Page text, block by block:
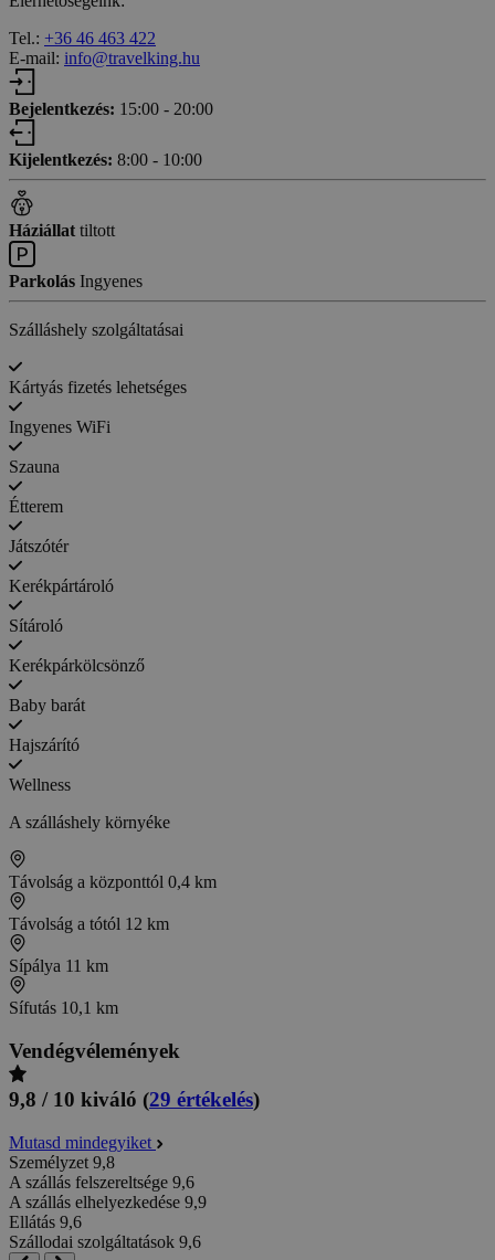
Tel.: +36 46 463 422
E-mail: info@travelking.hu
Bejelentkezés: 15:00 - 20:00
Kijelentkezés: 8:00 - 10:00
Háziállat tiltott
Parkolás Ingyenes
Szálláshely szolgáltatásai
Kártyás fizetés lehetséges
Ingyenes WiFi
Szauna
Étterem
Játszótér
Kerékpártároló
Sítároló
Kerékpárkölcsönző
Baby barát
Hajszárító
Wellness
A szálláshely környéke
Távolság a központtól 0,4 km
Távolság a tótól 12 km
Sípálya 11 km
Sífutás 10,1 km
Vendégvélemények
9,8 / 10 kiváló (29 értékelés)
Mutasd mindegyiket
Személyzet 9,8
A szállás felszereltsége 9,6
A szállás elhelyezkedése 9,9
Ellátás 9,6
Szállodai szolgáltatások 9,6